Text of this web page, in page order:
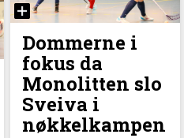
Dommerne i
fokus da
Monolitten slo
Sveiva i
nøkkelkampen